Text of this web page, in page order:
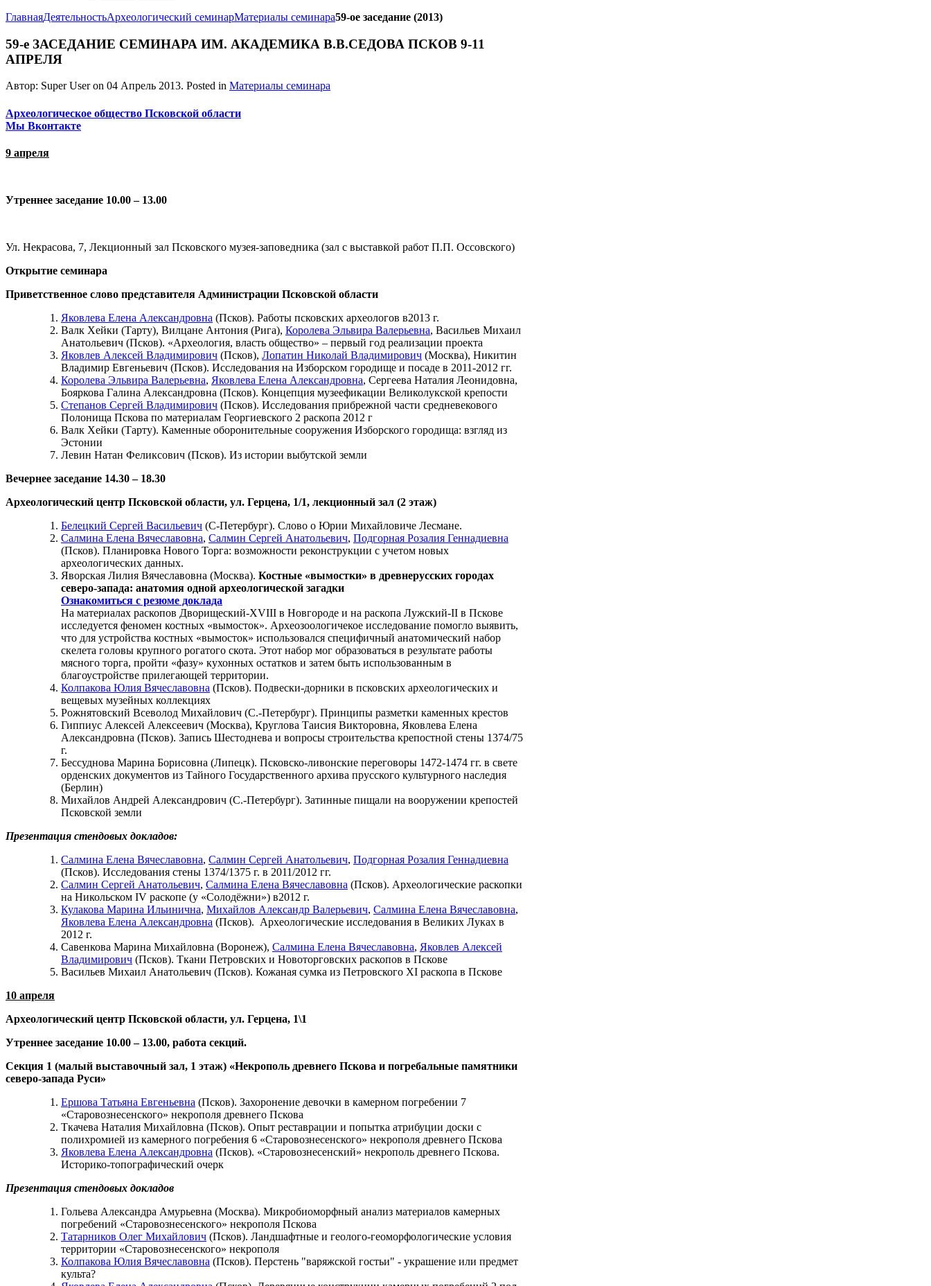
ГлавнаяДеятельностьАрхеологический семинарМатериалы семинара59-ое заседание (2013)
59-е ЗАСЕДАНИЕ СЕМИНАРА ИМ. АКАДЕМИКА В.В.СЕДОВА ПСКОВ 9-11
АПРЕЛЯ
Автор: Super User on 04 Апрель 2013. Posted in Материалы семинара
Археологическое общество Псковской области
Мы Вконтакте
9 апреля
Утреннее заседание 10.00 – 13.00
Ул. Некрасова, 7, Лекционный зал Псковского музея-заповедника (зал с выставкой работ П.П. Оссовского)
Открытие семинара
Приветственное слово представителя Администрации Псковской области
Яковлева Елена Александровна (Псков). Работы псковских археологов в2013 г.
Валк Хейки (Тарту), Вилцане Антония (Рига), Королева Эльвира Валерьевна, Васильев Михаил
Анатольевич (Псков). «Археология, власть общество» – первый год реализации проекта
Яковлев Алексей Владимирович (Псков), Лопатин Николай Владимирович (Москва), Никитин
Владимир Евгеньевич (Псков). Исследования на Изборском городище и посаде в 2011-2012 гг.
Королева Эльвира Валерьевна, Яковлева Елена Александровна, Сергеева Наталия Леонидовна,
Бояркова Галина Александровна (Псков). Концепция музеефикации Великолукской крепости
Степанов Сергей Владимирович (Псков). Исследования прибрежной части средневекового
Полонища Пскова по материалам Георгиевского 2 раскопа 2012 г
Валк Хейки (Тарту). Каменные оборонительные сооружения Изборского городища: взгляд из
Эстонии
Левин Натан Феликсович (Псков). Из истории выбутской земли
Вечернее заседание 14.30 – 18.30
Археологический центр Псковской области, ул. Герцена, 1/1, лекционный зал (2 этаж)
Белецкий Сергей Васильевич (С-Петербург). Слово о Юрии Михайловиче Лесмане.
Салмина Елена Вячеславовна, Салмин Сергей Анатольевич, Подгорная Розалия Геннадиевна
(Псков). Планировка Нового Торга: возможности реконструкции с учетом новых
археологических данных.
Яворская Лилия Вячеславовна (Москва). Костные «вымостки» в древнерусских городах
северо-запада: анатомия одной археологической загадки
Ознакомиться с резюме доклада
На материалах раскопов Дворищеский-XVIII в Новгороде и на раскопа Лужский-II в Пскове
исследуется феномен костных «вымосток». Археозоологичекое исследование помогло выявить,
что для устройства костных «вымосток» использовался специфичный анатомический набор
скелета головы крупного рогатого скота. Этот набор мог образоваться в результате работы
мясного торга, пройти «фазу» кухонных остатков и затем быть использованным в
благоустройстве прилегающей территории.
Колпакова Юлия Вячеславовна (Псков). Подвески-дорники в псковских археологических и
вещевых музейных коллекциях
Рожнятовский Всеволод Михайлович (С.-Петербург). Принципы разметки каменных крестов
Гиппиус Алексей Алексеевич (Москва), Круглова Таисия Викторовна, Яковлева Елена
Александровна (Псков). Запись Шестоднева и вопросы строительства крепостной стены 1374/75
г.
Бессуднова Марина Борисовна (Липецк). Псковско-ливонские переговоры 1472-1474 гг. в свете
орденских документов из Тайного Государственного архива прусского культурного наследия
(Берлин)
Михайлов Андрей Александрович (С.-Петербург). Затинные пищали на вооружении крепостей
Псковской земли
Презентация стендовых докладов:
Салмина Елена Вячеславовна, Салмин Сергей Анатольевич, Подгорная Розалия Геннадиевна
(Псков). Исследования стены 1374/1375 г. в 2011/2012 гг.
Салмин Сергей Анатольевич, Салмина Елена Вячеславовна (Псков). Археологические раскопки
на Никольском IV раскопе (у «Солодёжни») в2012 г.
Кулакова Марина Ильинична, Михайлов Александр Валерьевич, Салмина Елена Вячеславовна,
Яковлева Елена Александровна (Псков). Археологические исследования в Великих Луках в
2012 г.
Савенкова Марина Михайловна (Воронеж), Салмина Елена Вячеславовна, Яковлев Алексей
Владимирович (Псков). Ткани Петровских и Новоторговских раскопов в Пскове
Васильев Михаил Анатольевич (Псков). Кожаная сумка из Петровского XI раскопа в Пскове
10 апреля
Археологический центр Псковской области, ул. Герцена, 1\1
Утреннее заседание 10.00 – 13.00, работа секций.
Секция 1 (малый выставочный зал, 1 этаж) «Некрополь древнего Пскова и погребальные памятники
северо-запада Руси»
Ершова Татьяна Евгеньевна (Псков). Захоронение девочки в камерном погребении 7
«Старовознесенского» некрополя древнего Пскова
Ткачева Наталия Михайловна (Псков). Опыт реставрации и попытка атрибуции доски с
полихромией из камерного погребения 6 «Старовознесенского» некрополя древнего Пскова
Яковлева Елена Александровна (Псков). «Старовознесенский» некрополь древнего Пскова.
Историко-топографический очерк
Презентация стендовых докладов
Гольева Александра Амурьевна (Москва). Микробиоморфный анализ материалов камерных
погребений «Старовознесенского» некрополя Пскова
Татарников Олег Михайлович (Псков). Ландшафтные и геолого-геоморфологические условия
территории «Старовознесенского» некрополя
Колпакова Юлия Вячеславовна (Псков). Перстень "варяжской гостьи" - украшение или предмет
культа?